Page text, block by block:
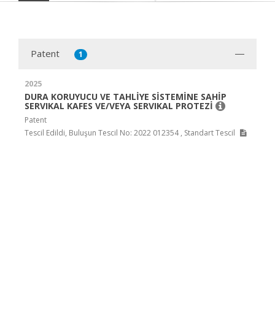
Patent 1
2025
DURA KORUYUCU VE TAHLİYE SİSTEMİNE SAHİP
SERVIKAL KAFES VE/VEYA SERVIKAL PROTEZİ
Patent
Tescil Edildi, Buluşun Tescil No: 2022 012354 , Standart Tescil